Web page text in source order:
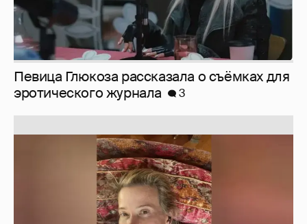
Певица Глюкоза рассказала о съёмках для
эротического журнала
3